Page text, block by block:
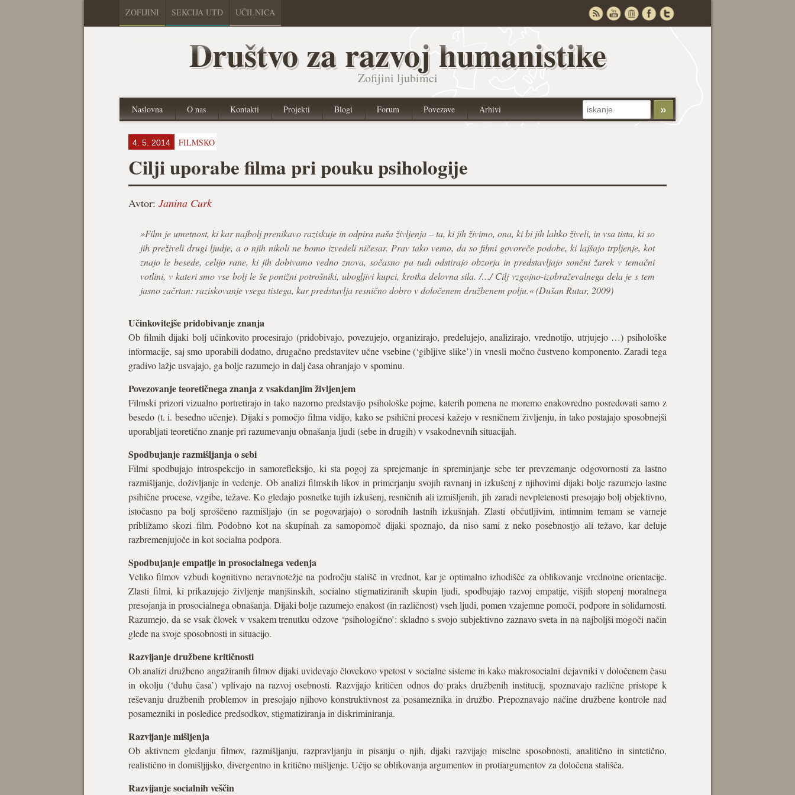
ZOFIJINI SEKCIJA UTD UČILNICA
Društvo za razvoj humanistike
Zofijini ljubimci
Naslovna O nas Kontakti Projekti Blogi Forum Povezave Arhivi
4. 5. 2014 FILMSKO
Cilji uporabe filma pri pouku psihologije
Avtor: Janina Curk
»Film je umetnost, ki kar najbolj prenikavo raziskuje in odpira naša življenja – ta, ki jih živimo, ona, ki bi jih lahko živeli, in vsa tista, ki so
jih preživeli drugi ljudje, a o njih nikoli ne bomo izvedeli ničesar. Prav tako vemo, da so filmi govoreče podobe, ki lajšajo trpljenje, kot
znajo le besede, celijo rane, ki jih dobivamo vedno znova, sočasno pa tudi odstirajo obzorja in predstavljajo sončni žarek v temačni
votlini, v kateri smo vse bolj le še ponižni potrošniki, ubogljivi kupci, krotka delovna sila. /…/ Cilj vzgojno-izobraževalnega dela je s tem
jasno začrtan: raziskovanje vsega tistega, kar predstavlja resnično dobro v določenem družbenem polju.« (Dušan Rutar, 2009)
Učinkovitejše pridobivanje znanja
Ob filmih dijaki bolj učinkovito procesirajo (pridobivajo, povezujejo, organizirajo, predelujejo, analizirajo, vrednotijo, utrjujejo …) psihološke
informacije, saj smo uporabili dodatno, drugačno predstavitev učne vsebine (‘gibljive slike’) in vnesli močno čustveno komponento. Zaradi tega
gradivo lažje usvajajo, ga bolje razumejo in dalj časa ohranjajo v spominu.
Povezovanje teoretičnega znanja z vsakdanjim življenjem
Filmski prizori vizualno portretirajo in tako nazorno predstavijo psihološke pojme, katerih pomena ne moremo enakovredno posredovati samo z
besedo (t. i. besedno učenje). Dijaki s pomočjo filma vidijo, kako se psihični procesi kažejo v resničnem življenju, in tako postajajo sposobnejši
uporabljati teoretično znanje pri razumevanju obnašanja ljudi (sebe in drugih) v vsakodnevnih situacijah.
Spodbujanje razmišljanja o sebi
Filmi spodbujajo introspekcijo in samorefleksijo, ki sta pogoj za sprejemanje in spreminjanje sebe ter prevzemanje odgovornosti za lastno
razmišljanje, doživljanje in vedenje. Ob analizi filmskih likov in primerjanju svojih ravnanj in izkušenj z njihovimi dijaki bolje razumejo lastne
psihične procese, vzgibe, težave. Ko gledajo posnetke tujih izkušenj, resničnih ali izmišljenih, jih zaradi nevpletenosti presojajo bolj objektivno,
istočasno pa bolj sproščeno razmišljajo (in se pogovarjajo) o sorodnih lastnih izkušnjah. Zlasti občutljivim, intimnim temam se varneje
približamo skozi film. Podobno kot na skupinah za samopomoč dijaki spoznajo, da niso sami z neko posebnostjo ali težavo, kar deluje
razbremenjujoče in kot socialna podpora.
Spodbujanje empatije in prosocialnega vedenja
Veliko filmov vzbudi kognitivno neravnotežje na področju stališč in vrednot, kar je optimalno izhodišče za oblikovanje vrednotne orientacije.
Zlasti filmi, ki prikazujejo življenje manjšinskih, socialno stigmatiziranih skupin ljudi, spodbujajo razvoj empatije, višjih stopenj moralnega
presojanja in prosocialnega obnašanja. Dijaki bolje razumejo enakost (in različnost) vseh ljudi, pomen vzajemne pomoči, podpore in solidarnosti.
Razumejo, da se vsak človek v vsakem trenutku odzove ‘psihologično’: skladno s svojo subjektivno zaznavo sveta in na najboljši mogoči način
glede na svoje sposobnosti in situacijo.
Razvijanje družbene kritičnosti
Ob analizi družbeno angažiranih filmov dijaki uvidevajo človekovo vpetost v socialne sisteme in kako makrosocialni dejavniki v določenem času
in okolju (‘duhu časa’) vplivajo na razvoj osebnosti. Razvijajo kritičen odnos do praks družbenih institucij, spoznavajo različne pristope k
reševanju družbenih problemov in presojajo njihovo konstruktivnost za posameznika in družbo. Prepoznavajo načine družbene kontrole nad
posamezniki in posledice predsodkov, stigmatiziranja in diskriminiranja.
Razvijanje mišljenja
Ob aktivnem gledanju filmov, razmišljanju, razpravljanju in pisanju o njih, dijaki razvijajo miselne sposobnosti, analitično in sintetično,
realistično in domišljijsko, divergentno in kritično mišljenje. Učijo se oblikovanja argumentov in protiargumentov za določena stališča.
Razvijanje socialnih veščin